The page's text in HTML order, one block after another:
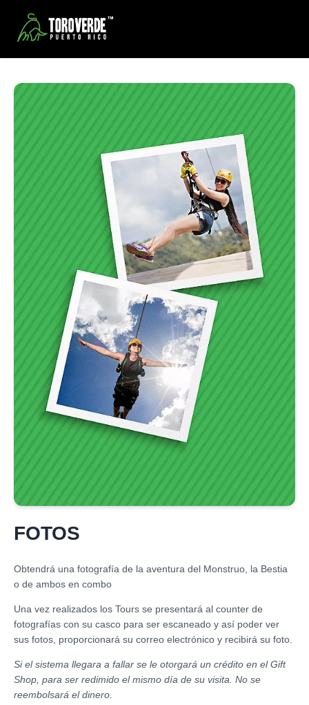
FOTOS
Obtendrá una fotografía de la aventura del Monstruo, la Bestia
o de ambos en combo
Una vez realizados los Tours se presentará al counter de
fotografías con su casco para ser escaneado y así poder ver
sus fotos, proporcionará su correo electrónico y recibirá su foto.
Si el sistema llegara a fallar se le otorgará un crédito en el Gift
Shop, para ser redimido el mismo día de su visita. No se
reembolsará el dinero.